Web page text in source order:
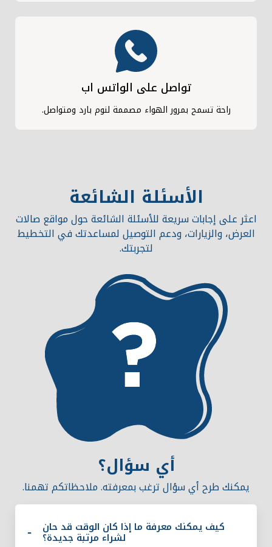
تواصل على الواتس اب
راحة تسمح بمرور الهواء مصممة لنوم بارد ومتواصل.
الأسئلة الشائعة
اعثر على إجابات سريعة للأسئلة الشائعة حول مواقع صالات
العرض، والزيارات، ودعم التوصيل لمساعدتك في التخطيط
لتجربتك.
كيف يمكنك معرفة ما إذا كان الوقت قد حان
لشراء مرتبة جديدة؟
أي سؤال؟
يمكنك طرح أي سؤال ترغب بمعرفته. ملاحظاتكم تهمنا.